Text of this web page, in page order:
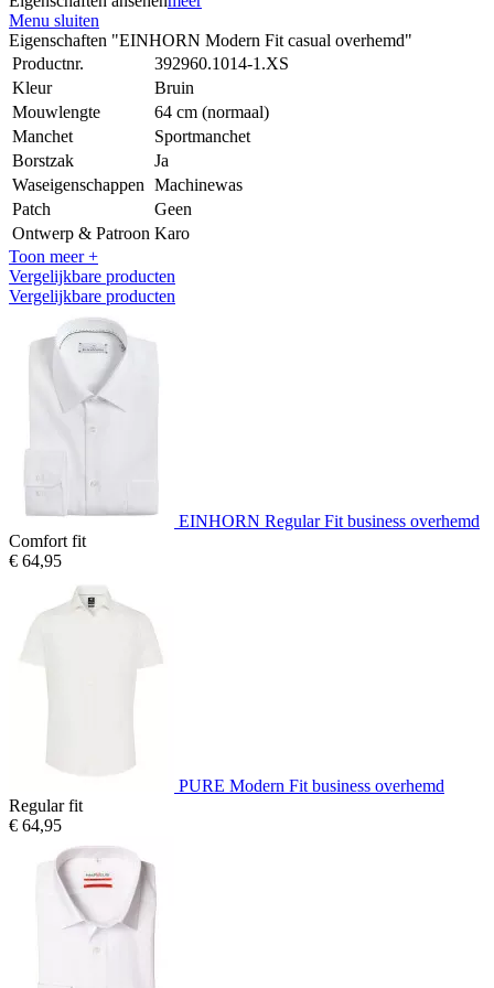
Menu sluiten
Eigenschaften "EINHORN Modern Fit casual overhemd"
Productnr.
392960.1014-1.XS
Kleur
Bruin
Mouwlengte
64 cm (normaal)
Manchet
Sportmanchet
Borstzak
Ja
Waseigenschappen Machinewas
Patch
Geen
Ontwerp & Patroon Karo
Toon meer +
Vergelijkbare producten
Vergelijkbare producten
EINHORN Regular Fit business overhemd
Comfort fit
€ 64,95
PURE Modern Fit business overhemd
Regular fit
€ 64,95